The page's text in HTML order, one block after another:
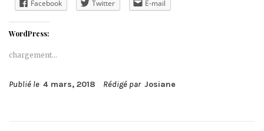
Facebook Twitter E-mail
WordPress:
chargement…
Publié le 4 mars, 2018 Rédigé par Josiane